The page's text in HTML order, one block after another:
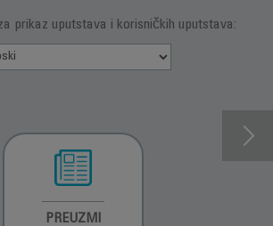
prikaz uputstava i korisničkih uputstava:
PREUZMI